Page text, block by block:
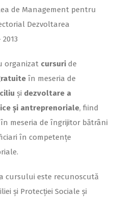
de Management pentru
Dezvoltarea
organizat cursuri de
în meseria de
și dezvoltare a
și antreprenoriale, fiind
meseria de îngrijitor bătrâni
în competențe
cursului este recunoscută
și Protecției Sociale și